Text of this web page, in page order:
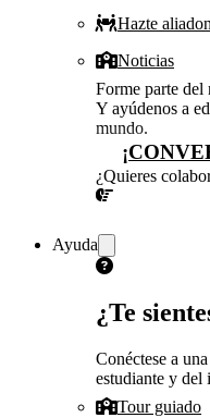
Hazte aliado
Noticias
Forme parte
Y ayúdenos a
mundo.
¿Quieres
Ayuda
¿Te
Conéctese a
estudiante y del
Tour guiado